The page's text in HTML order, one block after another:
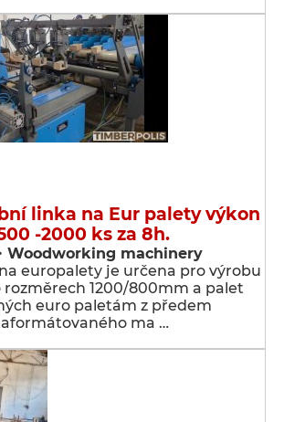
linka na Eur palety výkon
-2000 ks za 8h.
Woodworking machinery
europalety je určena pro výrobu
1200/800mm a palet
euro paletám z předem
ma …